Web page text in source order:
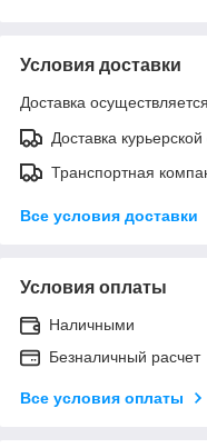
Условия доставки
Доставка
Доставка
Транспортная
Все условия доставки
Условия оплаты
Наличными
Безналичный расчет
Все условия оплаты